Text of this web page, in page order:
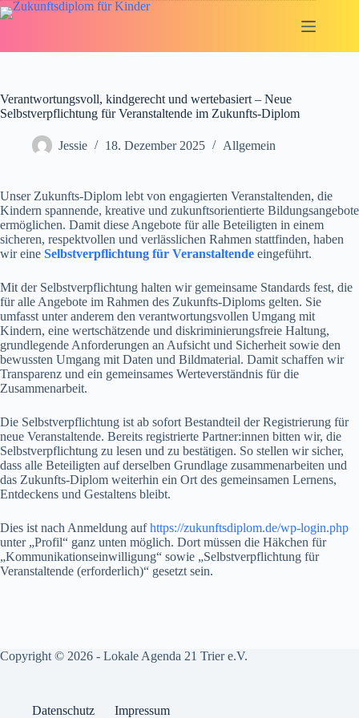
Zum
Inhalt
Verantwortungsvoll, kindgerecht und wertebasiert – Neue
Selbstverpflichtung für Veranstaltende im Zukunfts-Diplom
Jessie 18. Dezember 2025 Allgemein
Unser Zukunfts-Diplom lebt von engagierten Veranstaltenden, die
Kindern spannende, kreative und zukunftsorientierte Bildungsangebote
ermöglichen. Damit diese Angebote für alle Beteiligten in einem
sicheren, respektvollen und verlässlichen Rahmen stattfinden, haben
wir eine Selbstverpflichtung für Veranstaltende eingeführt.
Mit der Selbstverpflichtung halten wir gemeinsame Standards fest, die
für alle Angebote im Rahmen des Zukunfts-Diploms gelten. Sie
umfasst unter anderem den verantwortungsvollen Umgang mit
Kindern, eine wertschätzende und diskriminierungsfreie Haltung,
grundlegende Anforderungen an Aufsicht und Sicherheit sowie den
bewussten Umgang mit Daten und Bildmaterial. Damit schaffen wir
Transparenz und ein gemeinsames Werteverständnis für die
Zusammenarbeit.
Die Selbstverpflichtung ist ab sofort Bestandteil der Registrierung für
neue Veranstaltende. Bereits registrierte Partner:innen bitten wir, die
Selbstverpflichtung zu lesen und zu bestätigen. So stellen wir sicher,
dass alle Beteiligten auf derselben Grundlage zusammenarbeiten und
das Zukunfts-Diplom weiterhin ein Ort des gemeinsamen Lernens,
Entdeckens und Gestaltens bleibt.
Dies ist nach Anmeldung aufhttps://zukunftsdiplom.de/wp-login.php
unter „Profil“ ganz unten möglich. Dort müssen die Häkchen für
„Kommunikationseinwilligung“ sowie „Selbstverpflichtung für
Veranstaltende (erforderlich)“ gesetzt sein.
Copyright © 2026 - Lokale Agenda 21 Trier e.V.
Datenschutz Impressum